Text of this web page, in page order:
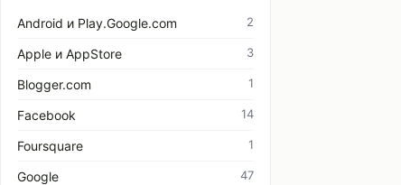
Android и Play.Google.com 2
Apple и AppStore 3
Blogger.com 1
Facebook 14
Foursquare 1
Google 47